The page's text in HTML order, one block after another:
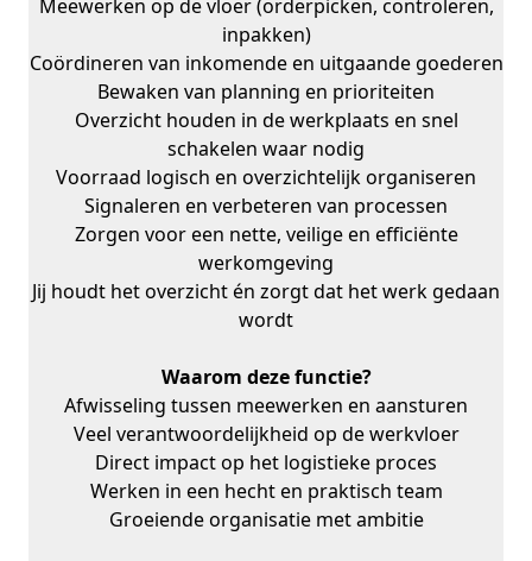
Meewerken op de vloer (orderpicken, controleren,
inpakken)
Coördineren van inkomende en uitgaande goederen
Bewaken van planning en prioriteiten
Overzicht houden in de werkplaats en snel
schakelen waar nodig
Voorraad logisch en overzichtelijk organiseren
Signaleren en verbeteren van processen
Zorgen voor een nette, veilige en efficiënte
werkomgeving
Jij houdt het overzicht én zorgt dat het werk gedaan
wordt
Waarom deze functie?
Afwisseling tussen meewerken en aansturen
Veel verantwoordelijkheid op de werkvloer
Direct impact op het logistieke proces
Werken in een hecht en praktisch team
Groeiende organisatie met ambitie